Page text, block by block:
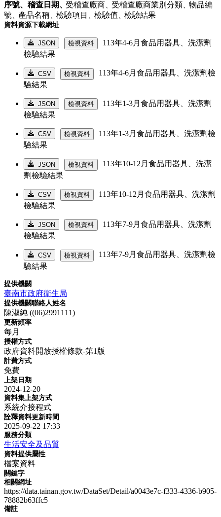
序號、 稽查日期、受稽查廠商、受稽查廠商業別分類、物品編
號、產品名稱、檢驗項目、檢驗值、檢驗結果
資料資源下載網址
JSON 檢視資料
113年4-6月食品用器具、洗潔劑
檢驗結果
CSV 檢視資料
113年4-6月食品用器具、洗潔劑檢
驗結果
JSON 檢視資料
113年1-3月食品用器具、洗潔劑
檢驗結果
CSV 檢視資料
113年1-3月食品用器具、洗潔劑檢
驗結果
JSON 檢視資料
113年10-12月食品用器具、洗潔
劑檢驗結果
CSV 檢視資料
113年10-12月食品用器具、洗潔劑
檢驗結果
JSON 檢視資料
113年7-9月食品用器具、洗潔劑
檢驗結果
CSV 檢視資料
113年7-9月食品用器具、洗潔劑檢
驗結果
提供機關
臺南市政府衛生局
提供機關聯絡人姓名
陳淑純 ((06)2991111)
更新頻率
每月
授權方式
政府資料開放授權條款-第1版
計費方式
免費
上架日期
2024-12-20
資料集上架方式
系統介接程式
詮釋資料更新時間
2025-09-22 17:33
服務分類
生活安全及品質
資料提供屬性
檔案資料
關鍵字
相關網址
https://data.tainan.gov.tw/DataSet/Detail/a0043e7c-f333-4336-b905-
78882b63ffc5
備註